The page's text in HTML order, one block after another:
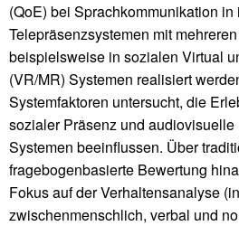
(QoE) bei Sprachkommunikation in
Telepräsenzsystemen mit
beispielsweise in sozialen Virtual
(VR/MR) Systemen realisiert
Systemfaktoren untersucht, die
sozialer Präsenz und
Systemen beeinflussen. Über
fragebogenbasierte Bewertung
Fokus auf der Verhaltensanalyse
zwischenmenschlich, verbal und